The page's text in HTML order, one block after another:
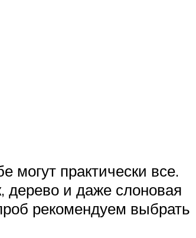
могут практически все.
дерево и даже слоновая
рекомендуем выбрать